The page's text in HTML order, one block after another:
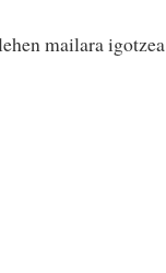
mailara igotzea